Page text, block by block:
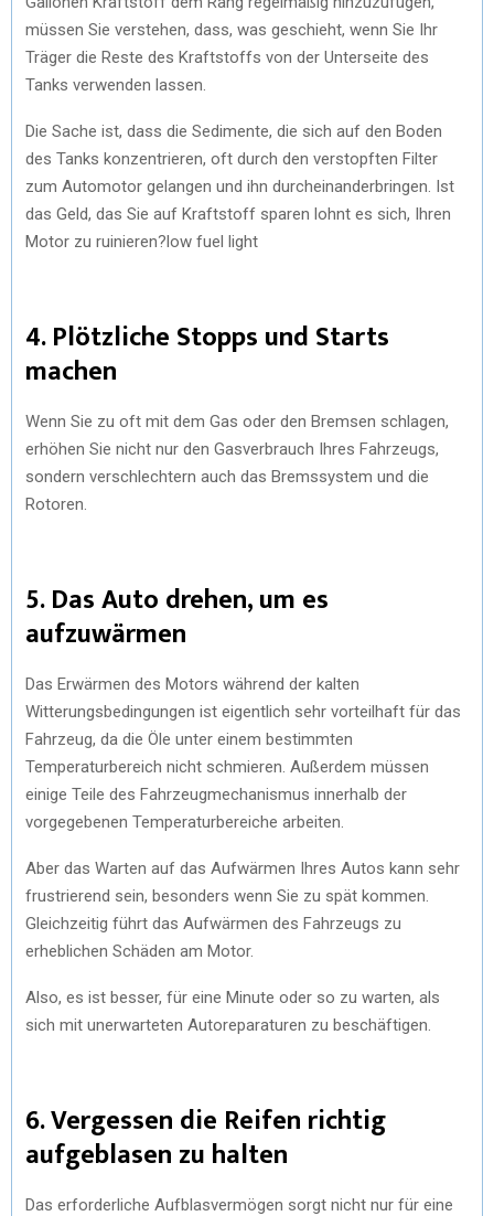
müssen Sie verstehen, dass, was geschieht, wenn Sie Ihr
Träger die Reste des Kraftstoffs von der Unterseite des
Tanks verwenden lassen.
Die Sache ist, dass die Sedimente, die sich auf den Boden
des Tanks konzentrieren, oft durch den verstopften Filter
zum Automotor gelangen und ihn durcheinanderbringen. Ist
das Geld, das Sie auf Kraftstoff sparen lohnt es sich, Ihren
Motor zu ruinieren?low fuel light
4. Plötzliche Stopps und Starts
machen
Wenn Sie zu oft mit dem Gas oder den Bremsen schlagen,
erhöhen Sie nicht nur den Gasverbrauch Ihres Fahrzeugs,
sondern verschlechtern auch das Bremssystem und die
Rotoren.
5. Das Auto drehen, um es
aufzuwärmen
Das Erwärmen des Motors während der kalten
Witterungsbedingungen ist eigentlich sehr vorteilhaft für das
Fahrzeug, da die Öle unter einem bestimmten
Temperaturbereich nicht schmieren. Außerdem müssen
einige Teile des Fahrzeugmechanismus innerhalb der
vorgegebenen Temperaturbereiche arbeiten.
Aber das Warten auf das Aufwärmen Ihres Autos kann sehr
frustrierend sein, besonders wenn Sie zu spät kommen.
Gleichzeitig führt das Aufwärmen des Fahrzeugs zu
erheblichen Schäden am Motor.
Also, es ist besser, für eine Minute oder so zu warten, als
sich mit unerwarteten Autoreparaturen zu beschäftigen.
6. Vergessen die Reifen richtig
aufgeblasen zu halten
Das erforderliche Aufblasvermögen sorgt nicht nur für eine